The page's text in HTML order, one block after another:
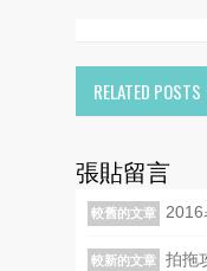
RELATED POSTS
張貼留言
較舊的文章 2016
較新的文章 拍拖